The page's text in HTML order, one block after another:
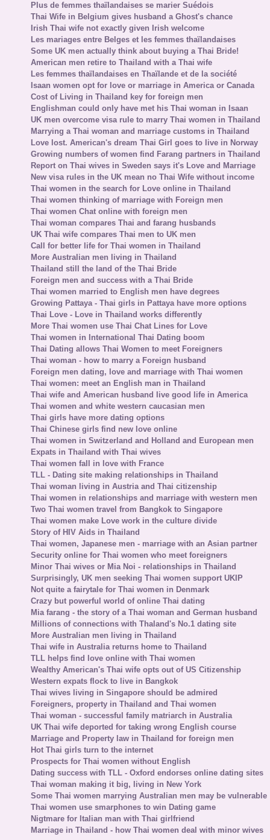
Plus de femmes thaïlandaises se marier Suédois
Thai Wife in Belgium gives husband a Ghost's chance
Irish Thai wife not exactly given Irish welcome
Les mariages entre Belges et les femmes thaïlandaises
Some UK men actually think about buying a Thai Bride!
American men retire to Thailand with a Thai wife
Les femmes thaïlandaises en Thaïlande et de la société
Isaan women opt for love or marriage in America or Canada
Cost of Living in Thailand key for foreign men
Englishman could only have met his Thai woman in Isaan
UK men overcome visa rule to marry Thai women in Thailand
Marrying a Thai woman and marriage customs in Thailand
Love lost. American's dream Thai Girl goes to live in Norway
Growing numbers of women find Farang partners in Thailand
Report on Thai wives in Sweden says it's Love and Marriage
New visa rules in the UK mean no Thai Wife without income
Thai women in the search for Love online in Thailand
Thai women thinking of marriage with Foreign men
Thai women Chat online with foreign men
Thai woman compares Thai and farang husbands
UK Thai wife compares Thai men to UK men
Call for better life for Thai women in Thailand
More Australian men living in Thailand
Thailand still the land of the Thai Bride
Foreign men and success with a Thai Bride
Thai women married to English men have degrees
Growing Pattaya - Thai girls in Pattaya have more options
Thai Love - Love in Thailand works differently
More Thai women use Thai Chat Lines for Love
Thai women in International Thai Dating boom
Thai Dating allows Thai Women to meet Foreigners
Thai woman - how to marry a Foreign husband
Foreign men dating, love and marriage with Thai women
Thai women: meet an English man in Thailand
Thai wife and American husband live good life in America
Thai women and white western caucasian men
Thai girls have more dating options
Thai Chinese girls find new love online
Thai women in Switzerland and Holland and European men
Expats in Thailand with Thai wives
Thai women fall in love with France
TLL - Dating site making relationships in Thailand
Thai woman living in Austria and Thai citizenship
Thai women in relationships and marriage with western men
Two Thai women travel from Bangkok to Singapore
Thai women make Love work in the culture divide
Story of HIV Aids in Thailand
Thai women, Japanese men - marriage with an Asian partner
Security online for Thai women who meet foreigners
Minor Thai wives or Mia Noi - relationships in Thailand
Surprisingly, UK men seeking Thai women support UKIP
Not quite a fairytale for Thai women in Denmark
Crazy but powerful world of online Thai dating
Mia farang - the story of a Thai woman and German husband
Millions of connections with Thaland's No.1 dating site
More Australian men living in Thailand
Thai wife in Australia returns home to Thailand
TLL helps find love online with Thai women
Wealthy American's Thai wife opts out of US Citizenship
Western expats flock to live in Bangkok
Thai wives living in Singapore should be admired
Foreigners, property in Thailand and Thai women
Thai woman - successful family matriarch in Australia
UK Thai wife deported for taking wrong English course
Marriage and Property law in Thailand for foreign men
Hot Thai girls turn to the internet
Prospects for Thai women without English
Dating success with TLL - Oxford endorses online dating sites
Thai woman making it big, living in New York
Some Thai women marrying Australian men may be vulnerable
Thai women use smarphones to win Dating game
Nigtmare for Italian man with Thai girlfriend
Marriage in Thailand - how Thai women deal with minor wives